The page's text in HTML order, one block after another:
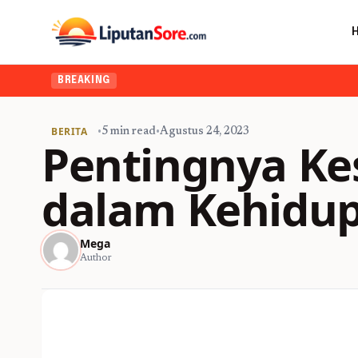
BREAKING
BERITA •5 min read•Agustus 24, 2023
Pentingnya
dalam
Mega
Author